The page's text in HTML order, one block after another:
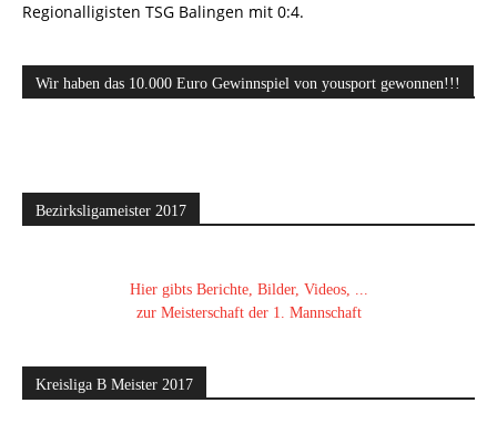
Regionalligisten TSG Balingen mit 0:4.
Wir haben das 10.000 Euro Gewinnspiel von yousport gewonnen!!!
Bezirksligameister 2017
Hier gibts Berichte, Bilder, Videos, ...
zur Meisterschaft der 1. Mannschaft
Kreisliga B Meister 2017